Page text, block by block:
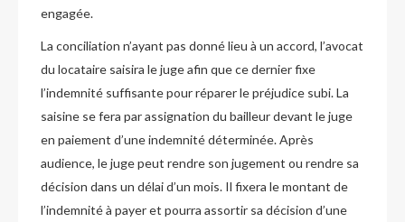
engagée.
La conciliation n’ayant pas donné lieu à un accord, l’avocat
du locataire saisira le juge afin que ce dernier fixe
l’indemnité suffisante pour réparer le préjudice subi. La
saisine se fera par assignation du bailleur devant le juge
en paiement d’une indemnité déterminée. Après
audience, le juge peut rendre son jugement ou rendre sa
décision dans un délai d’un mois. Il fixera le montant de
l’indemnité à payer et pourra assortir sa décision d’une